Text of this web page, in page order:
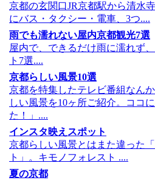
京都の玄関口JR京都駅から清水
にバス・タクシー・電車、3つ....
雨でも濡れない屋内京都観光7選
屋内で、できるだけ雨に濡れず
ト7選....
京都らしい風景10選
京都を特集したテレビ番組なん
しい風景を10ヶ所ご紹介。ココ
た！」....
インスタ映えスポット
京都らしい風景とはまた違った
ト」。キモノフォレスト ....
夏の京都